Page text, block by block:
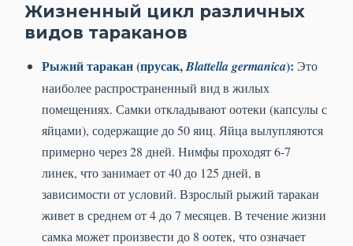
Жизненный цикл различных
видов тараканов
Рыжий таракан (прусак,Blattella germanica): Это
наиболее распространенный вид в жилых
помещениях. Самки откладывают оотеки (капсулы с
яйцами), содержащие до 50 яиц. Яйца вылупляются
примерно через 28 дней. Нимфы проходят 6-7
линек, что занимает от 40 до 125 дней, в
зависимости от условий. Взрослый рыжий таракан
живет в среднем от 4 до 7 месяцев. В течение жизни
самка может произвести до 8 оотек, что означает